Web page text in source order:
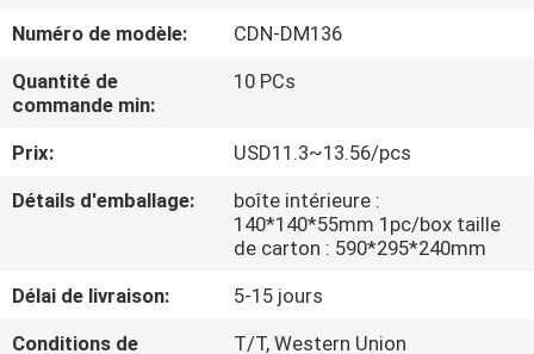
VISITE
DE
CONTRÔLE
QUALITÉ
Numéro de modèle:
CDN-DM136
Quantité de
commande min:
10 PCs
Prix:
USD11.3~13.56/pcs
Détails d'emballage:
boîte intérieure :
140*140*55mm 1pc/box taille
de carton : 590*295*240mm
Délai de livraison:
5-15 jours
Conditions de
T/T, Western Union